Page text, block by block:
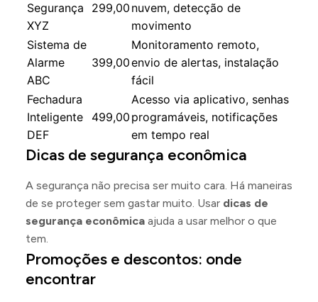
Segurança
XYZ
299,00 nuvem, detecção de
movimento
Sistema de
Alarme
ABC
399,00
Monitoramento remoto,
envio de alertas, instalação
fácil
Fechadura
Inteligente
DEF
499,00
Acesso via aplicativo, senhas
programáveis, notificações
em tempo real
Dicas de segurança econômica
A segurança não precisa ser muito cara. Há maneiras
de se proteger sem gastar muito. Usar dicas de
segurança econômica ajuda a usar melhor o que
tem.
Promoções e descontos: onde
encontrar